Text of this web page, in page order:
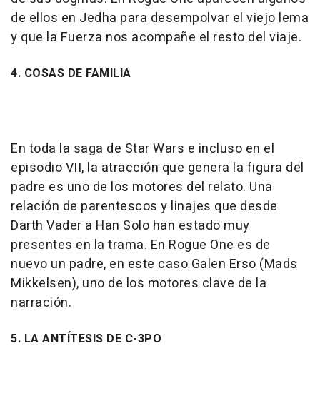
de ellos en Jedha para desempolvar el viejo lema
y que la Fuerza nos acompañe el resto del viaje.
4. COSAS DE FAMILIA
En toda la saga de Star Wars e incluso en el
episodio VII, la atracción que genera la figura del
padre es uno de los motores del relato. Una
relación de parentescos y linajes que desde
Darth Vader a Han Solo han estado muy
presentes en la trama. En Rogue One es de
nuevo un padre, en este caso Galen Erso (Mads
Mikkelsen), uno de los motores clave de la
narración.
5. LA ANTÍTESIS DE C-3PO